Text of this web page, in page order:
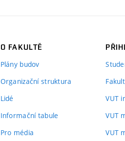
O FAKULTĚ
Plány budov
Organizační struktura
Lidé
Informační tabule
Pro média
VUT
VUT
VUT